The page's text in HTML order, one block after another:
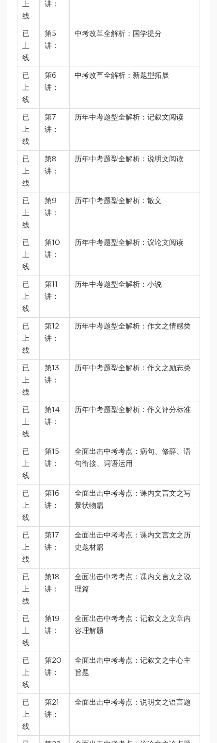
上
线
讲：
已
上
线
第5
讲：
中考改革全解析：国学提分
已
上
线
第6
讲：
中考改革全解析：新题型拓展
已
上
线
第7
讲：
历年中考题型全解析：记叙文阅读
已
上
线
第8
讲：
历年中考题型全解析：说明文阅读
已
上
线
第9
讲：
历年中考题型全解析：散文
已
上
线
第10
讲：
历年中考题型全解析：议论文阅读
已
上
线
第11
讲：
历年中考题型全解析：小说
已
上
线
第12
讲：
历年中考题型全解析：作文之情感类
已
上
线
第13
讲：
历年中考题型全解析：作文之励志类
已
上
线
第14
讲：
历年中考题型全解析：作文评分标准
已
上
线
第15
讲：
全面出击中考考点：病句、修辞、语
句衔接、词语运用
已
上
线
第16
讲：
全面出击中考考点：课内文言文之写
景状物篇
已
上
线
第17
讲：
全面出击中考考点：课内文言文之历
史题材篇
已
上
线
第18
讲：
全面出击中考考点：课内文言文之说
理篇
已
上
线
第19
讲：
全面出击中考考点：记叙文之文章内
容理解题
已
上
线
第20
讲：
全面出击中考考点：记叙文之中心主
旨题
已
上
线
第21
讲：
全面出击中考考点：说明文之语言题